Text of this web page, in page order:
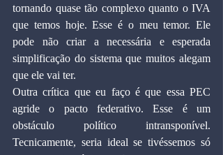
tornando quase tão complexo quanto o IVA
que temos hoje. Esse é o meu temor. Ele
pode não criar a necessária e esperada
simplificação do sistema que muitos alegam
que ele vai ter.
Outra crítica que eu faço é que essa PEC
agride o pacto federativo. Esse é um
obstáculo político intransponível.
Tecnicamente, seria ideal se tivéssemos só